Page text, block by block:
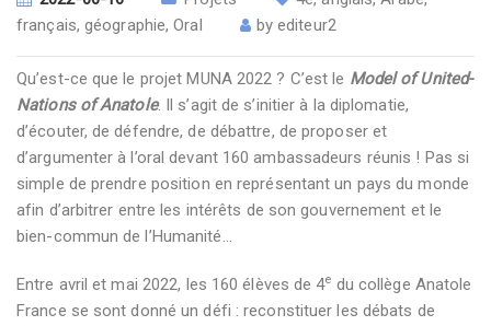
français,géographie,Oral byediteur2
Qu’est-ce que le projet MUNA 2022 ? C’est le Model of United-
Nations of Anatole. Il s’agit de s’initier à la diplomatie,
d’écouter, de défendre, de débattre, de proposer et
d’argumenter à l’oral devant 160 ambassadeurs réunis ! Pas si
simple de prendre position en représentant un pays du monde
afin d’arbitrer entre les intérêts de son gouvernement et le
bien-commun de l’Humanité…
Entre avril et mai 2022, les 160 élèves de 4e du collège Anatole
France se sont donné un défi : reconstituer les débats de